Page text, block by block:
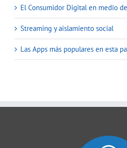
El Consumidor Digital en medio
Streaming y aislamiento social
Las Apps más populares en esta